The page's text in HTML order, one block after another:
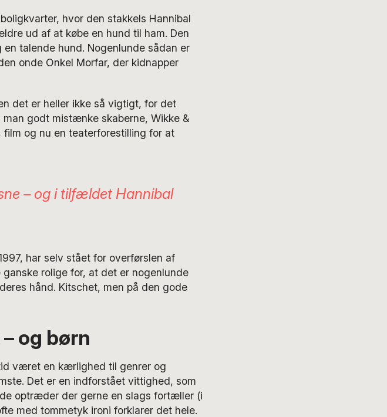
hvor den stakkels Hannibal
ud af at købe en hund til ham. Den
talende hund. Nogenlunde sådan er
onde Onkel Morfar, der kidnapper
det er heller ikke så vigtigt, for det
godt mistænke skaberne, Wikke &
film og nu en teaterforestilling for at
– og i tilfældet Hannibal
har selv stået for overførslen af
rolige for, at det er nogenlunde
hånd. Kitschet, men på den gode
og børn
været en kærlighed til genrer og
Det er en indforstået vittighed, som
optræder der gerne en slags fortæller (i
med tommetyk ironi forklarer det hele.